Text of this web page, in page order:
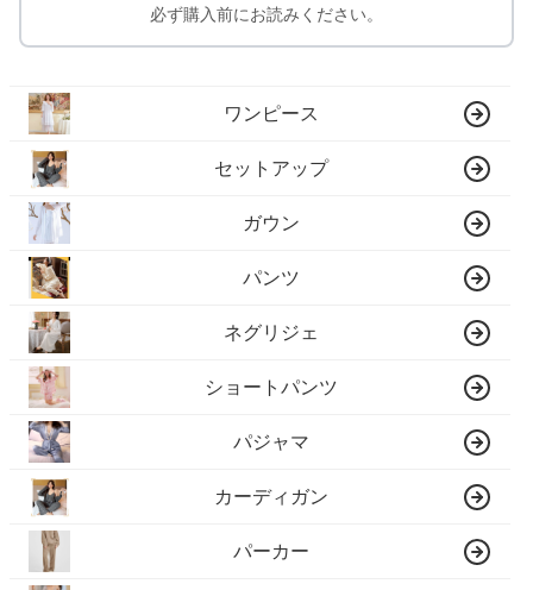
必ず購入前にお読みください。
ワンピース
セットアップ
ガウン
パンツ
ネグリジェ
ショートパンツ
パジャマ
カーディガン
パーカー